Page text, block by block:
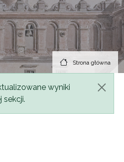
Strona główna
wyniki
sekcji.